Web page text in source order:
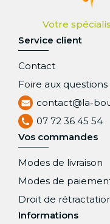
Service client
Contact
Foire aux questions
contact@la-
07 72 36 45 54
Vos commandes
Modes de livraison
Modes de
Droit de
Informations